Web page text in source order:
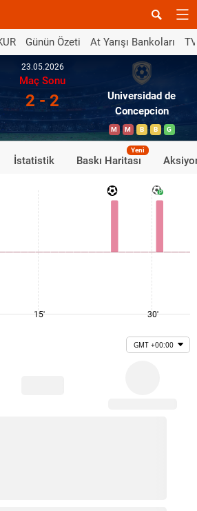
Günün Özeti At Yarışı Bankoları
23.05.2026
Maç Sonu
2 - 2
Universidad de
Concepcion
M M B B G
İstatistik Baskı Haritası
Yeni
15' 30'
GMT +00:00